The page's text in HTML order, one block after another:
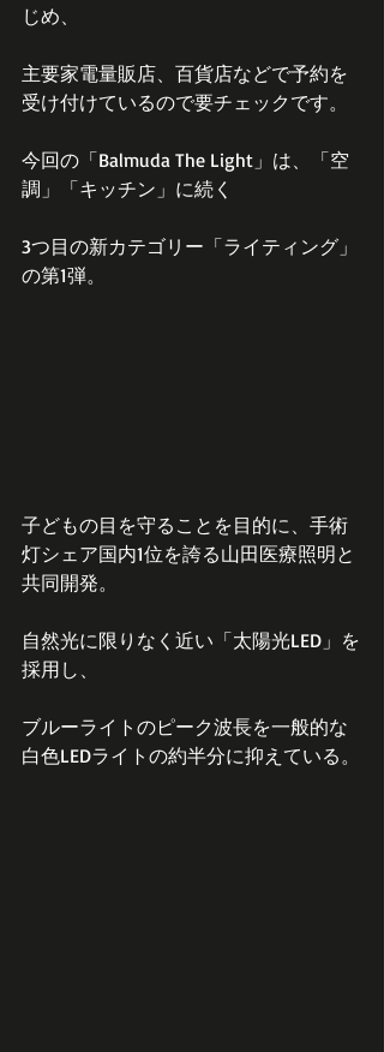
じめ、
主要家電量販店、百貨店などで予約を
受け付けているので要チェックです。
今回の「Balmuda The Light」は、「空
調」「キッチン」に続く
3つ目の新カテゴリー「ライティング」
の第1弾。
子どもの目を守ることを目的に、手術
灯シェア国内1位を誇る山田医療照明と
共同開発。
自然光に限りなく近い「太陽光LED」を
採用し、
ブルーライトのピーク波長を一般的な
白色LEDライトの約半分に抑えている。